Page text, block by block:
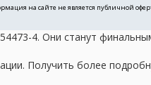
на сайте не является публичной
4. Они станут
Получить более